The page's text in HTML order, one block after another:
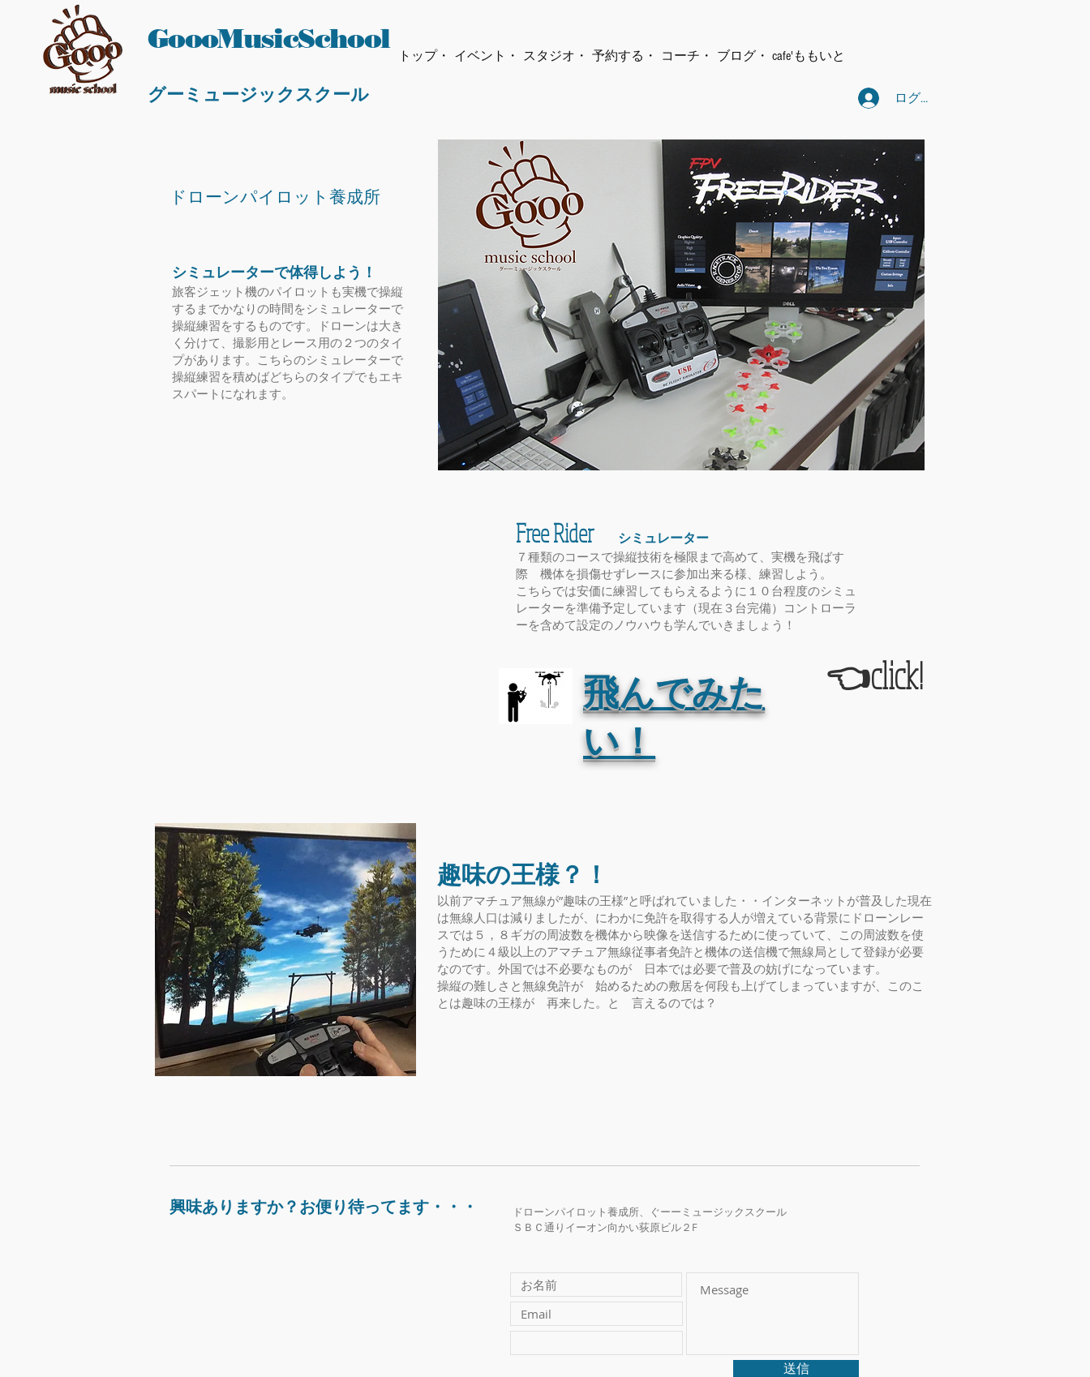
GoooMusicSchool
グーミュージックスクール
トップ・ イベント・ スタジオ・ 予約する・ コーチ・ ブログ・ cafe'ももいと
ログイン
ドローンパイロット養成所
シミュレーターで体得しよう！
​旅客ジェット機のパイロットも実機で操縦
するまでかなりの時間をシミュレーターで
操縦練習をするものです。ドローンは大き
く分けて、撮影用とレース用の２つのタイ
プがあります。こちらのシミュレーターで
操縦練習を積めばどちらのタイプでもエキ
スパートになれます。
Free Rider
シミュレーター
７種類のコースで操縦技術を極限まで高めて、実機を飛ばす
際 機体を損傷せずレースに参加出来る様、練習しよう。
​こちらでは安価に練習してもらえるように１０台程度のシミュ
レーターを準備予定しています（現在３台完備）コントローラ
ーを含めて設定のノウハウも学んでいきましょう！
飛んでみた
い！
👈click!
趣味の王様？！
以前アマチュア無線が”趣味の王様”と呼ばれていました・・インターネットが普及した現在
は無線人口は減りましたが、にわかに免許を取得する人が増えている背景にドローンレー
スでは５，８ギガの周波数を機体から映像を送信するために使っていて、この周波数を使
うために４級以上のアマチュア無線従事者免許と機体の送信機で無線局として登録が必要
なのです。外国では不必要なものが 日本では必要で普及の妨げになっています。
​操縦の難しさと無線免許が 始めるための敷居を何段も上げてしまっていますが、このこ
とは趣味の王様が 再来した。と 言えるのでは？
興味ありますか？お便り待ってます・・・
ドローンパイロット養成所、ぐーーミュージックスクール
​ＳＢＣ通りイーオン向かい荻原ビル２F
送信